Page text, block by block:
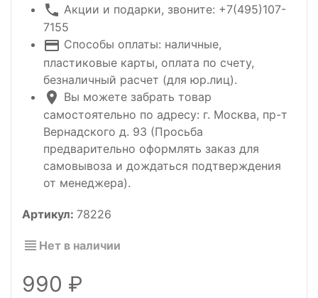
Акции и подарки, звоните: +7(495)107-
7155
Способы оплаты: наличные,
пластиковые карты, оплата по счету,
безналичный расчет (для юр.лиц).
Вы можете забрать товар
самостоятельно по адресу: г. Москва, пр-т
Вернадского д. 93 (Просьба
предварительно оформлять заказ для
самовывоза и дождаться подтверждения
от менеджера).
Артикул: 78226
Нет в наличии
990